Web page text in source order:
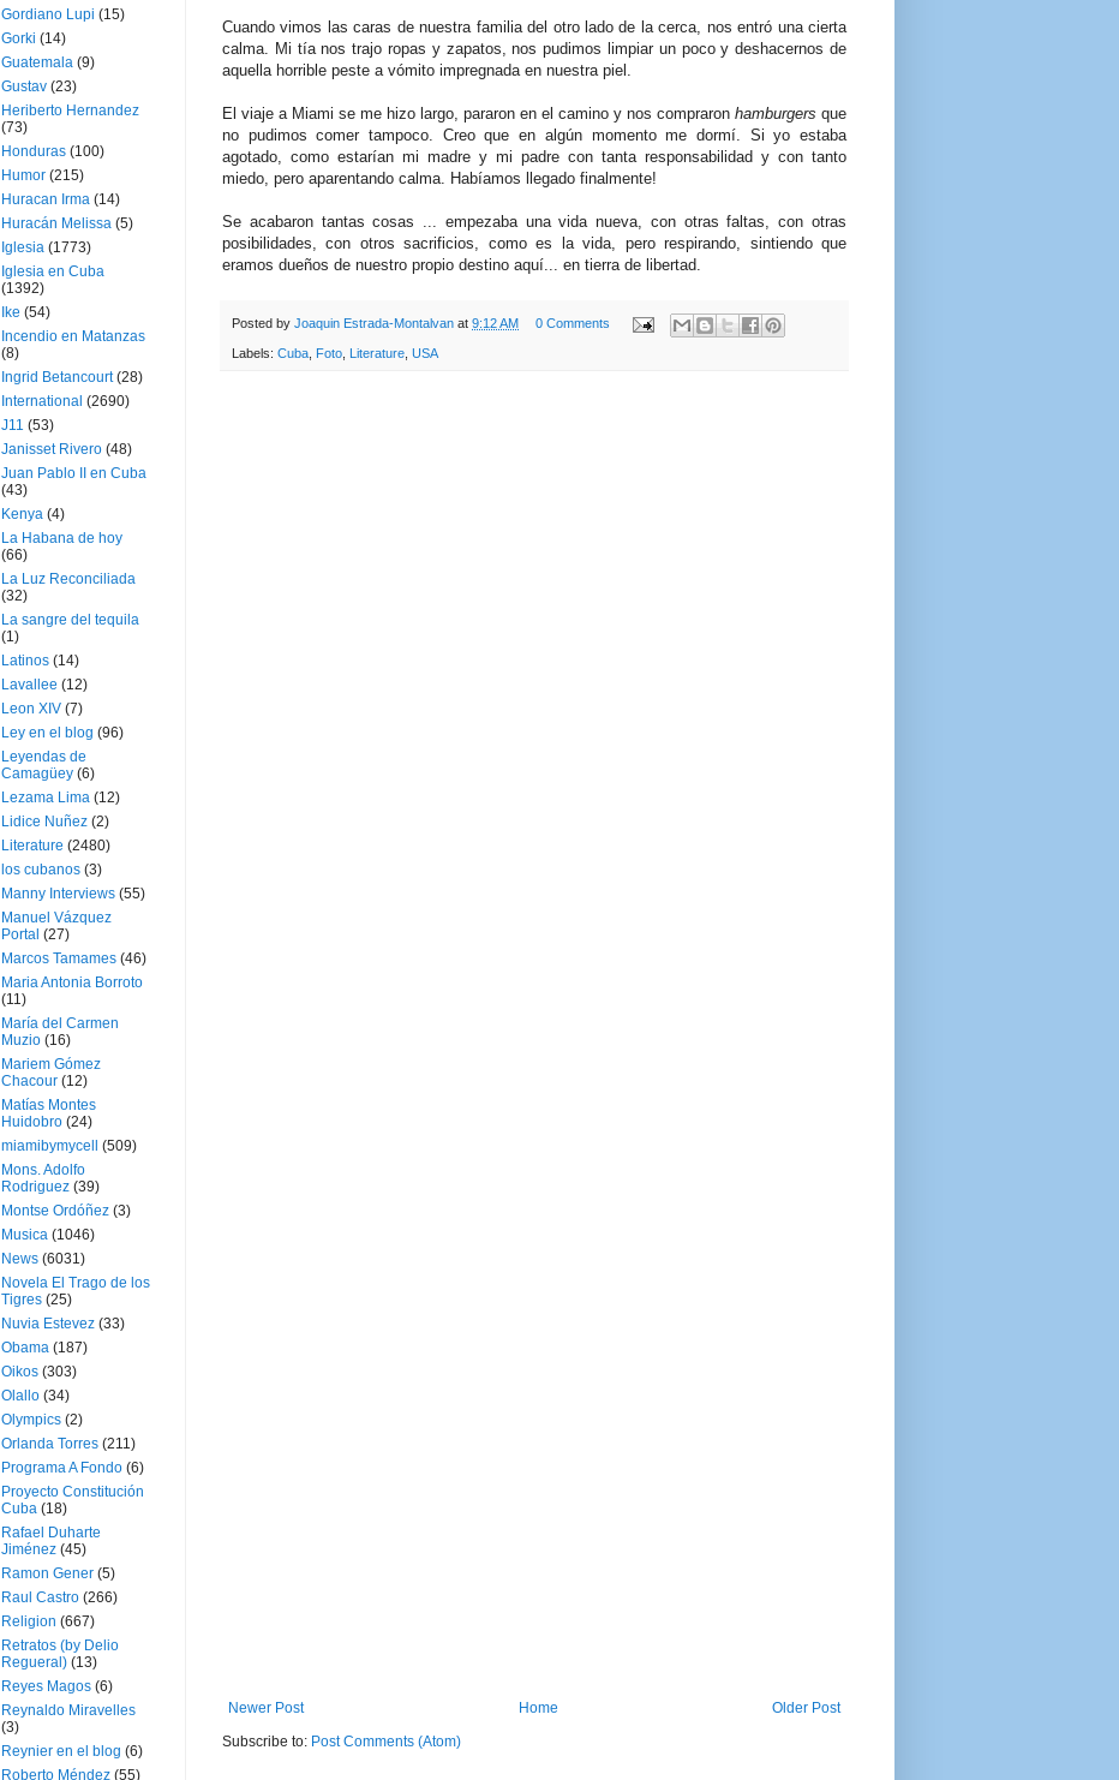
Cuando vimos las caras de nuestra familia del otro lado de la cerca, nos entró una cierta
calma. Mi tía nos trajo ropas y zapatos, nos pudimos limpiar un poco y deshacernos de
aquella horrible peste a vómito impregnada en nuestra piel.
El viaje a Miami se me hizo largo, pararon en el camino y nos compraron hamburgers que
no pudimos comer tampoco. Creo que en algún momento me dormí. Si yo estaba
agotado, como estarían mi madre y mi padre con tanta responsabilidad y con tanto
miedo, pero aparentando calma. Habíamos llegado finalmente!
Se acabaron tantas cosas ... empezaba una vida nueva, con otras faltas, con otras
posibilidades, con otros sacrificios, como es la vida, pero respirando, sintiendo que
eramos dueños de nuestro propio destino aquí... en tierra de libertad.
Posted by Joaquin Estrada-Montalvan at 9:12 AM 0 Comments
Labels: Cuba Foto Literature USA
Newer Post Older Post
Home
Subscribe to: Post Comments (Atom)
Gordiano Lupi (15)
Gorki (14)
Guatemala (9)
Gustav (23)
Heriberto Hernandez
(73)
Honduras (100)
Humor (215)
Huracan Irma (14)
Huracán Melissa (5)
Iglesia (1773)
Iglesia en Cuba
(1392)
Ike (54)
Incendio en Matanzas
(8)
Ingrid Betancourt (28)
International (2690)
J11 (53)
Janisset Rivero (48)
Juan Pablo II en Cuba
(43)
Kenya (4)
La Habana de hoy
(66)
La Luz Reconciliada
(32)
La sangre del tequila
(1)
Latinos (14)
Lavallee (12)
Leon XIV (7)
Ley en el blog (96)
Leyendas de
Camagüey (6)
Lezama Lima (12)
Lidice Nuñez (2)
Literature (2480)
los cubanos (3)
Manny Interviews (55)
Manuel Vázquez
Portal (27)
Marcos Tamames (46)
Maria Antonia Borroto
(11)
María del Carmen
Muzio (16)
Mariem Gómez
Chacour (12)
Matías Montes
Huidobro (24)
miamibymycell
(509)
Mons. Adolfo
Rodriguez (39)
Montse Ordóñez (3)
Musica (1046)
News (6031)
Novela El Trago de los
Tigres (25)
Nuvia Estevez (33)
Obama (187)
Oikos (303)
Olallo (34)
Olympics (2)
Orlanda Torres (211)
Programa A Fondo (6)
Proyecto Constitución
Cuba (18)
Rafael Duharte
Jiménez (45)
Ramon Gener (5)
Raul Castro (266)
Religion (667)
Retratos (by Delio
Regueral) (13)
Reyes Magos (6)
Reynaldo Miravelles
(3)
Reynier en el blog (6)
Roberto Méndez (55)